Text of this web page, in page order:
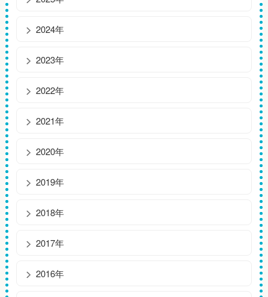
2024年
2023年
2022年
2021年
2020年
2019年
2018年
2017年
2016年